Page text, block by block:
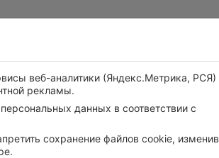
веб-аналитики (Яндекс.Метрика, РСЯ)
рекламы.
данных в соответствии с
сохранение файлов cookie, изменив